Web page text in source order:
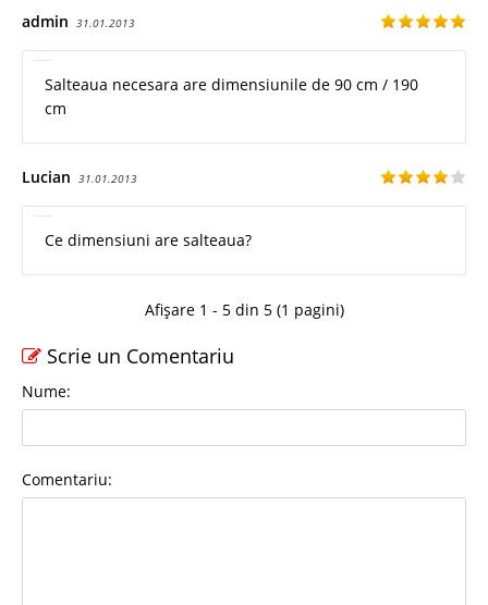
admin 31.01.2013
Salteaua necesara are dimensiunile de 90 cm / 190
cm
Lucian 31.01.2013
Ce dimensiuni are salteaua?
Afișare 1 - 5 din 5 (1 pagini)
Scrie un Comentariu
Nume:
Comentariu: